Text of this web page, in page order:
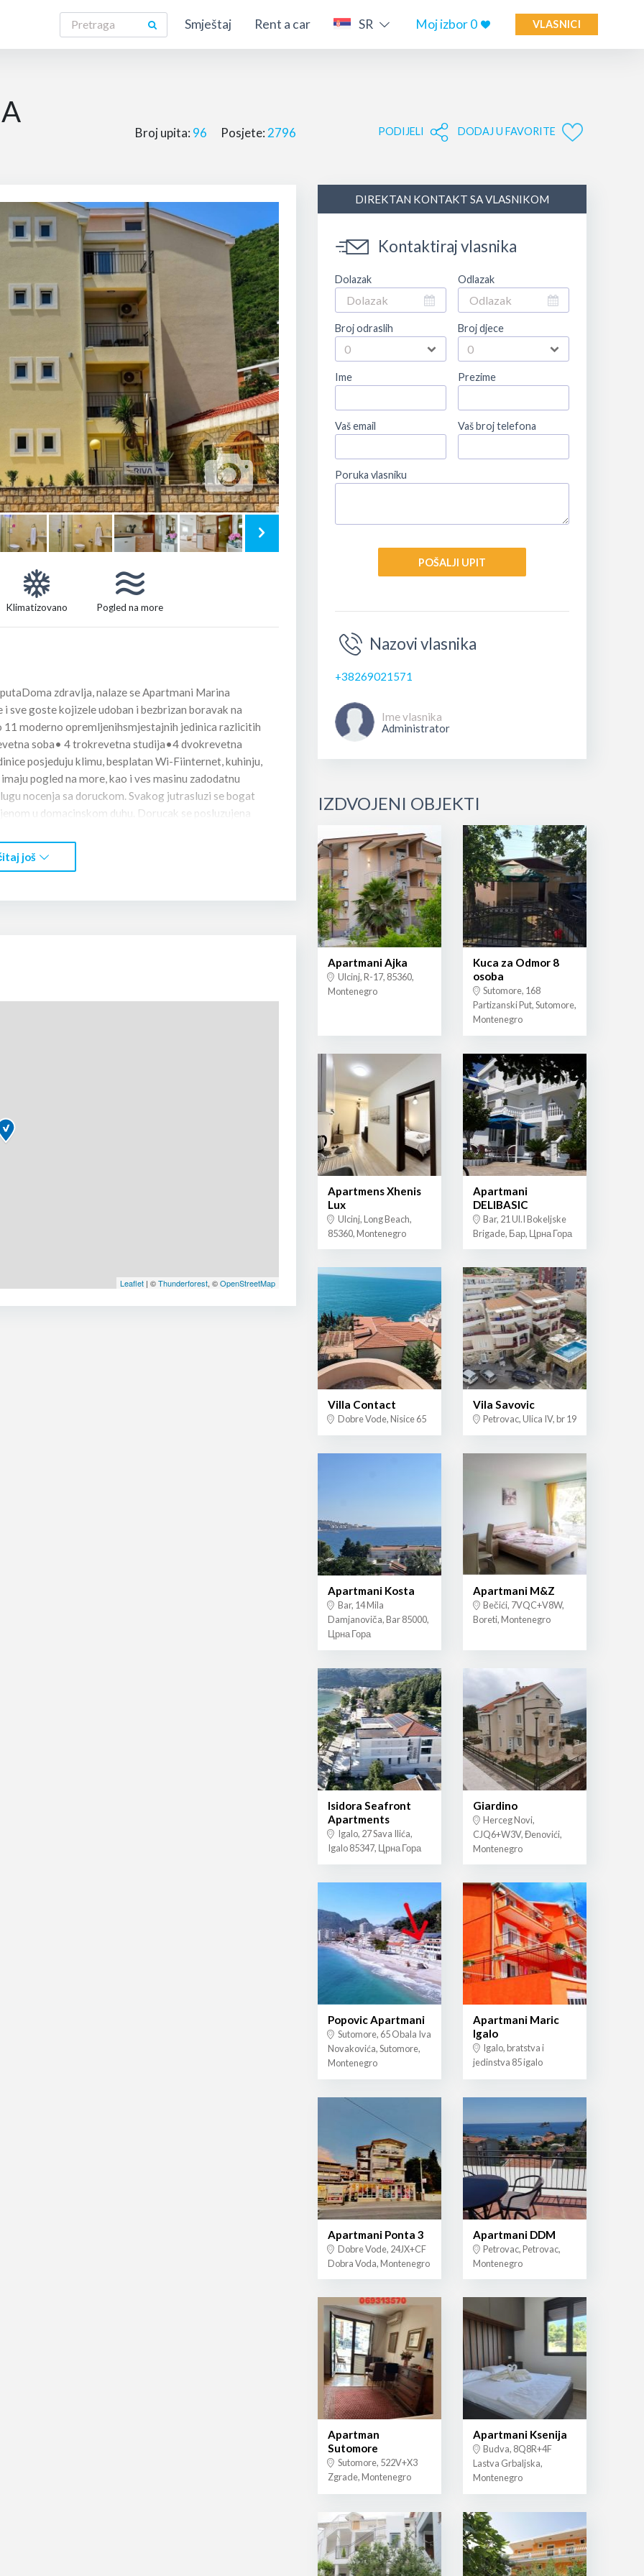
Smještaj Rent a car SR Moj izbor0 VLASNICI
Broj upita: 96 Posjete: 2796 PODIJELI DODAJ U FAVORITE
Klimatizovano Pogled na more
zdravlja, nalaze se Apartmani Marina
goste kojizele udoban i bezbrizan boravak na
moderno opremljenihsmjestajnih jedinica razlicitih
soba• 4 trokrevetna studija•4 dvokrevetna
posjeduju klimu, besplatan Wi-Fiinternet, kuhinju,
pogled na more, kao i ves masinu zadodatnu
nocenja sa doruckom. Svakog jutrasluzi se bogat
u domacinskom duhu. Dorucak se posluzujena
uz svakodnevnomijenjanje peskira i redovno
hoda• Plaëa Lucice udaljena je oko 15 minuta
još
Leaflet| ©Thunderforest, ©OpenStreetMap
DIREKTAN KONTAKT SA VLASNIKOM
Kontaktiraj vlasnika
Dolazak Odlazak
Broj odraslih Broj djece
Ime Prezime
Vaš email Vaš broj telefona
Poruka vlasniku
POŠALJI UPIT
Nazovi vlasnika
+38269021571
Ime vlasnika
Administrator
IZDVOJENI OBJEKTI
Apartmani Ajka
Ulcinj, R-17, 85360,
Montenegro
Kuca za Odmor 8
osoba
Sutomore, 168
Partizanski Put, Sutomore,
Montenegro
Apartmens Xhenis
Lux
Ulcinj, Long Beach,
85360, Montenegro
Apartmani
DELIBASIC
Bar, 21 Ul.I Bokeljske
Brigade, Бар, Црна Гора
Villa Contact
Dobre Vode, Nisice 65
Vila Savovic
Petrovac, Ulica IV, br 19
Apartmani Kosta
Bar, 14 Mila
Damjanoviča, Bar 85000,
Црна Гора
Apartmani M&Z
Bečići, 7VQC+V8W,
Boreti, Montenegro
Isidora Seafront
Apartments
Igalo, 27 Sava Ilića,
Igalo 85347, Црна Гора
Giardino
Herceg Novi,
CJQ6+W3V, Đenovići,
Montenegro
Popovic Apartmani
Sutomore, 65 Obala Iva
Novakovića, Sutomore,
Montenegro
Apartmani Maric
Igalo
Igalo, bratstva i
jedinstva 85 igalo
Apartmani Ponta 3
Dobre Vode, 24JX+CF
Dobra Voda, Montenegro
Apartmani DDM
Petrovac, Petrovac,
Montenegro
Apartman
Sutomore
Sutomore, 522V+X3
Zgrade, Montenegro
Apartmani Ksenija
Budva, 8Q8R+4F
Lastva Grbaljska,
Montenegro